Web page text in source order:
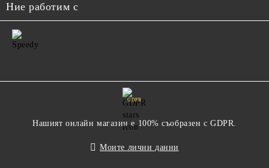
Ние работим с
GDPR
Нашият онлайн магазин е 100% съобразен с GDPR.
Моите лични данни